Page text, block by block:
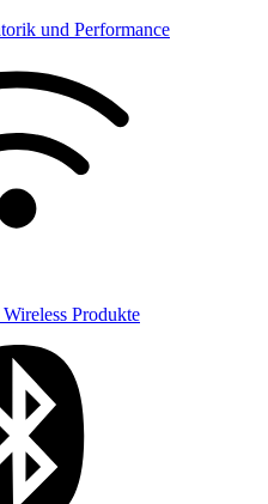
und Performance
Produkte